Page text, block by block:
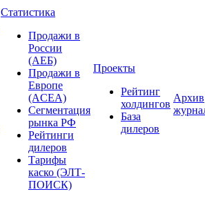
Статистика
Продажи в
России
(АЕБ)
Продажи в
Европе
(ACEA)
Сегментация
рынка РФ
Рейтинги
дилеров
Тарифы
каско (ЭЛТ-
ПОИСК)
Проекты
Рейтинг
холдингов
База
дилеров
Архив